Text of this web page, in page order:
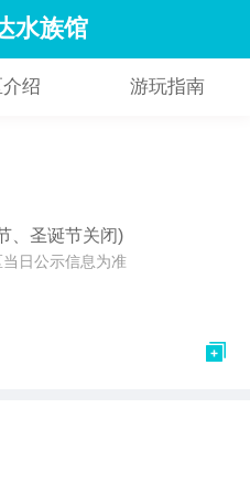
水族馆
绍 游玩指南
、圣诞节关闭)
日公示信息为准
